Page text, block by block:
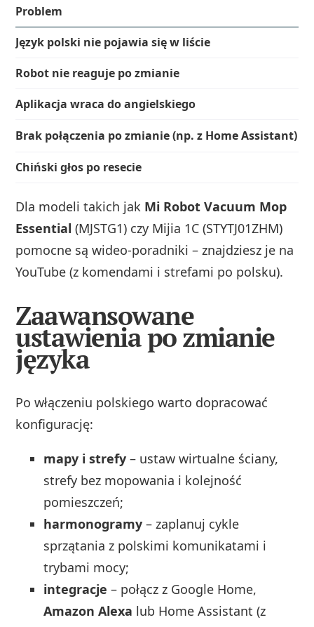
Problem
Język polski nie pojawia się w liście
Robot nie reaguje po zmianie
Aplikacja wraca do angielskiego
Brak połączenia po zmianie (np. z Home Assistant)
Chiński głos po resecie
Dla modeli takich jak Mi Robot Vacuum Mop
Essential (MJSTG1) czy Mijia 1C (STYTJ01ZHM)
pomocne są wideo‑poradniki – znajdziesz je na
YouTube (z komendami i strefami po polsku).
Zaawansowane
ustawienia po zmianie
języka
Po włączeniu polskiego warto dopracować
konfigurację:
mapy i strefy – ustaw wirtualne ściany,
strefy bez mopowania i kolejność
pomieszczeń;
harmonogramy – zaplanuj cykle
sprzątania z polskimi komunikatami i
trybami mocy;
integracje – połącz z Google Home,
Amazon Alexa lub Home Assistant (z